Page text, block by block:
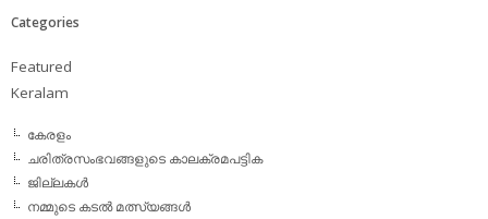
Categories
Featured
Keralam
കേരളം
ചരിത്രസംഭവങ്ങളുടെ കാലക്രമപട്ടിക
ജില്ലകള്‍
നമ്മുടെ കടല്‍ മത്സ്യങ്ങള്‍